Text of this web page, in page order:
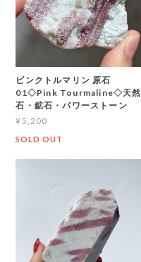
ピンクトルマリン 原石
01◇Pink Tourmaline◇天然
石・鉱石・パワーストーン
¥5,200
SOLD OUT